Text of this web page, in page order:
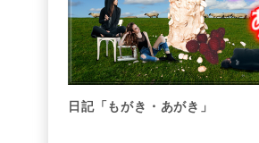
日記「もがき・あがき」